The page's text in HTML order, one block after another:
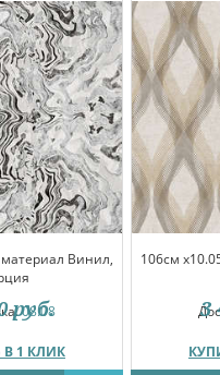
материал Винил,
08.08
В 1 КЛИК
руб.
106см
3